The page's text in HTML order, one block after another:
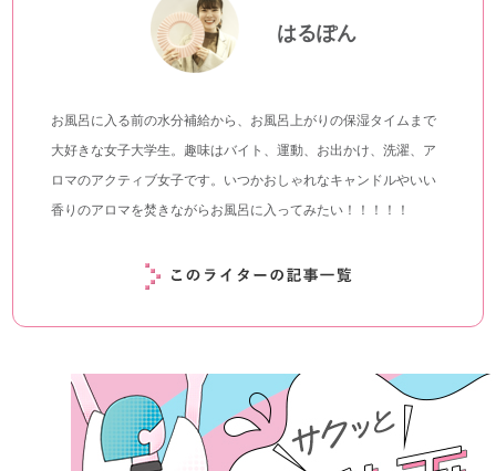
はるぽん
お風呂に入る前の水分補給から、お風呂上がりの保湿タイムまで
大好きな女子大学生。趣味はバイト、運動、お出かけ、洗濯、ア
ロマのアクティブ女子です。いつかおしゃれなキャンドルやいい
香りのアロマを焚きながらお風呂に入ってみたい！！！！！